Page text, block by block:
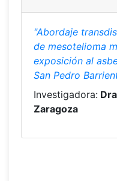
"Abordaje
de mesotelioma
exposición al
San Pedro
Investigadora:
Zaragoza